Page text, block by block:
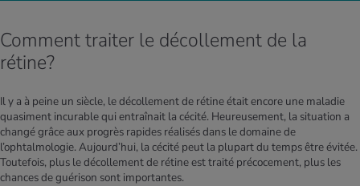
Comment traiter le décollement de la
rétine?
Il y a à peine un siècle, le décollement de rétine était encore une maladie
quasiment incurable qui entraînait la cécité. Heureusement, la situation a
changé grâce aux progrès rapides réalisés dans le domaine de
l’ophtalmologie. Aujourd’hui, la cécité peut la plupart du temps être évitée.
Toutefois, plus le décollement de rétine est traité précocement, plus les
chances de guérison sont importantes.